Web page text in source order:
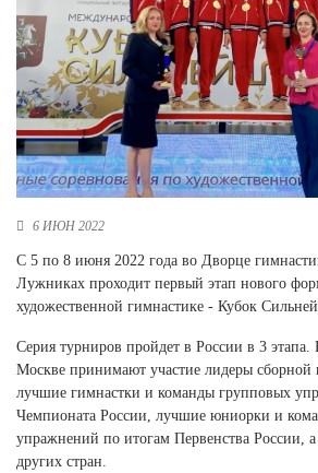
Новосибирская область (3)
Омская область (5)
Республика Башкортостан (3)
Республика Крым (1)
Республика Татарстан (2)
Ростовская область (2)
Санкт-Петербург и ЛО (3)
Саратовская область (1)
Свердловская область (5)
Северная Осетия (2)
Ставропольский край (5)
Тульская область (1)
Тюменская область (3)
6 ИЮН 2022
С 5 по 8 июня 2022 года во Дворце
Лужниках проходит первый этап нового
художественной гимнастике - Кубок
Серия турниров пройдет в России в 3 этапа.
Москве принимают участие лидеры сборной
лучшие гимнастки и команды групповых
Чемпионата России, лучшие юниорки и
упражнений по итогам Первенства России,
других стран.